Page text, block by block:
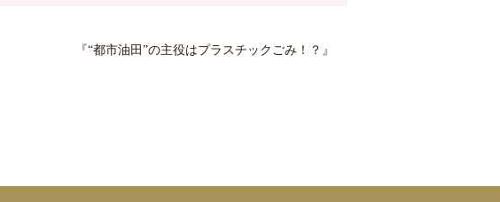
『“都市油田”の主役はプラスチックごみ！？』